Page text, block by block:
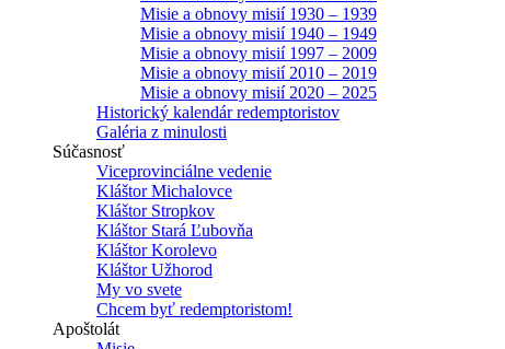
Misie a obnovy misií 1930 – 1939
Misie a obnovy misií 1940 – 1949
Misie a obnovy misií 1997 – 2009
Misie a obnovy misií 2010 – 2019
Misie a obnovy misií 2020 – 2025
Historický kalendár redemptoristov
Galéria z minulosti
Súčasnosť
Viceprovinciálne vedenie
Kláštor Michalovce
Kláštor Stropkov
Kláštor Stará Ľubovňa
Kláštor Korolevo
Kláštor Užhorod
My vo svete
Chcem byť redemptoristom!
Apoštolát